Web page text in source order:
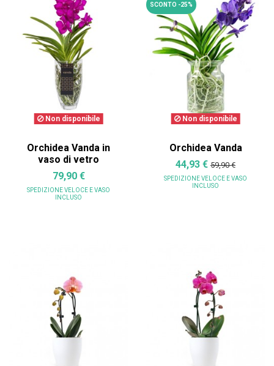
Non disponibile
Orchidea Vanda in
vaso di vetro
79,90 €
SPEDIZIONE VELOCE E VASO
INCLUSO
SCONTO -25%
Non disponibile
Orchidea Vanda
44,93 € 59,90 €
SPEDIZIONE VELOCE E VASO
INCLUSO